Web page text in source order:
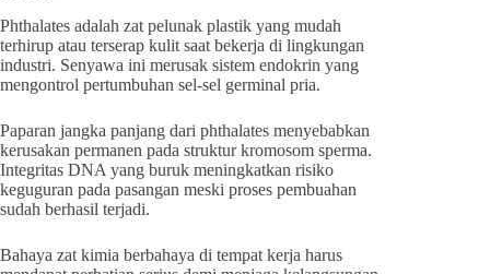
Phthalates adalah zat pelunak plastik yang mudah
terhirup atau terserap kulit saat bekerja di lingkungan
industri. Senyawa ini merusak sistem endokrin yang
mengontrol pertumbuhan sel-sel germinal pria.
Paparan jangka panjang dari phthalates menyebabkan
kerusakan permanen pada struktur kromosom sperma.
Integritas DNA yang buruk meningkatkan risiko
keguguran pada pasangan meski proses pembuahan
sudah berhasil terjadi.
Bahaya zat kimia berbahaya di tempat kerja harus